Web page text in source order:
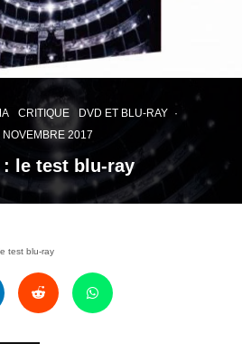
CRITIQUE DVD ET BLU-RAY ·
NOVEMBRE 2017
: le test blu-ray
test blu-ray